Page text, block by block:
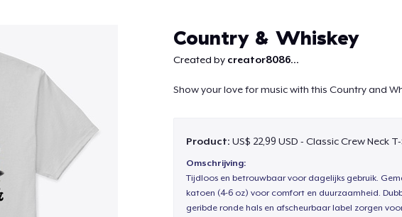
Country & Whiskey
Created by creator8086...
Show your love for music with this Country and
Product: US$ 22,99 USD - Classic Crew Neck
Omschrijving:
Tijdloos en betrouwbaar voor dagelijks gebruik.
katoen (4-6 oz) voor comfort en duurzaamheid.
geribde ronde hals en afscheurbaar label zorgen